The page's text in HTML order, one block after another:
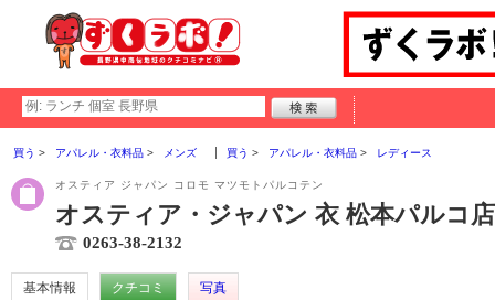
買う アパレル・衣料品 メンズ 買う アパレル・衣料品 レディース
オスティア ジャパン コロモ マツモトパルコテン
オスティア・ジャパン 衣 松本パルコ店
0263-38-2132
基本情報 クチコミ
写真